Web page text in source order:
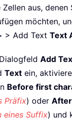
Zellen aus, denen
möchten,
> Add Text Text
Add
Text ein,
Before first
Präfix) oder
eines Suffix) und